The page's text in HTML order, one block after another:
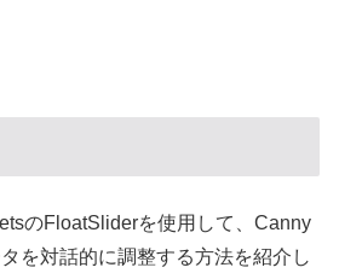
のFloatSliderを使用して、Canny
を対話的に調整する方法を紹介し